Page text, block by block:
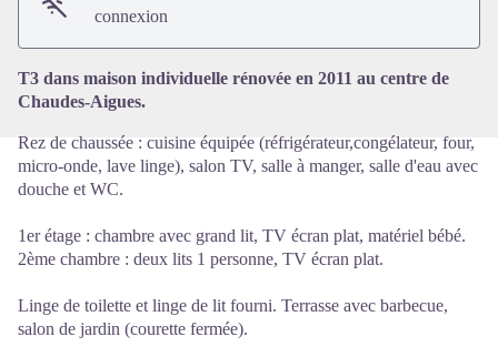
connexion
T3 dans maison individuelle rénovée en 2011 au centre de
Chaudes-Aigues.
Rez de chaussée : cuisine équipée (réfrigérateur,congélateur, four,
micro-onde, lave linge), salon TV, salle à manger, salle d'eau avec
douche et WC.
1er étage : chambre avec grand lit, TV écran plat, matériel bébé.
2ème chambre : deux lits 1 personne, TV écran plat.
Linge de toilette et linge de lit fourni. Terrasse avec barbecue,
salon de jardin (courette fermée).